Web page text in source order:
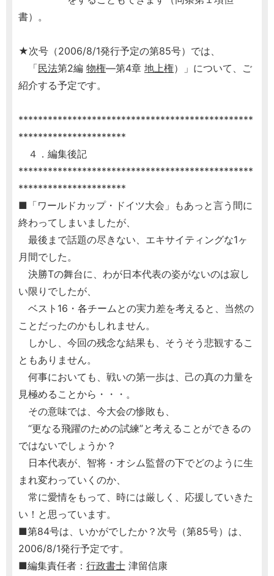
書）。
★次号（2006/8/1発行予定の第85号）では、
「民法第2編 物権―第4章 地上権）」について、ご
紹介する予定です。
************************************************
**********************
４．編集後記
************************************************
**********************
■「ワールドカップ・ドイツ大会」もあっと言う間に
終わってしまいましたが、
最後まで話題の尽きない、エキサイティングな1ヶ
月間でした。
決勝Tの舞台に、わが日本代表の姿がないのは寂し
い限りでしたが、
ベスト16・各チームとの実力差を考えると、当然の
ことだったのかもしれません。
しかし、今回の残念な結果も、そうそう悲観するこ
ともありません。
何事においても、戦いの第一歩は、己の真の力量を
見極めることから・・・。
その意味では、今大会の惨敗も、
“更なる飛躍のための試練”と考えることができるの
ではないでしょうか？
日本代表が、智将・オシム監督の下でどのように生
まれ変わっていくのか、
常に愛情をもって、時には厳しく、応援していきた
い！と思っています。
■第84号は、いかがでしたか？次号（第85号）は、
2006/8/1発行予定です。
■編集責任者： 行政書士 津留信康